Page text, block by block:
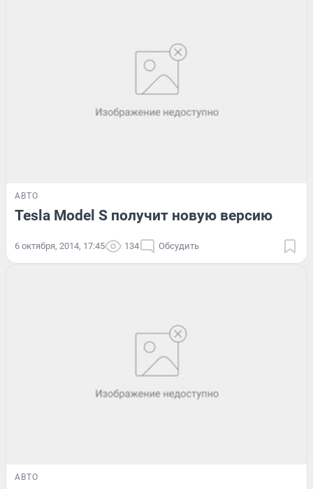
АВТО
Tesla Model S получит новую версию
6 октября, 2014, 17:45 134 Обсудить
АВТО